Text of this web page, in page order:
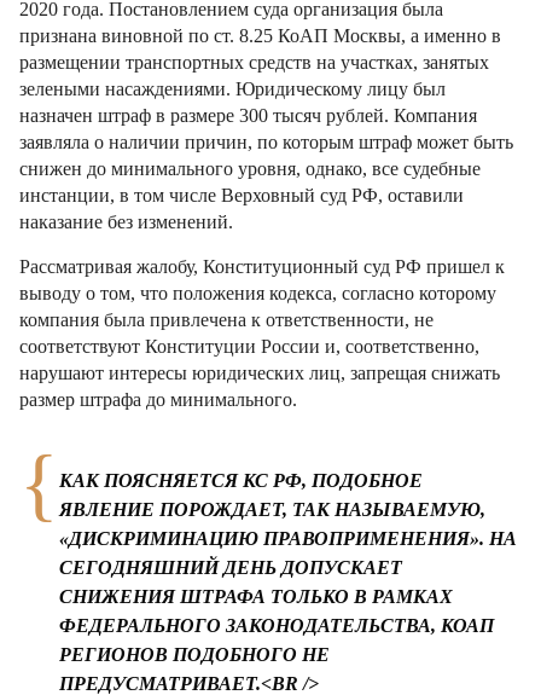
2020 года. Постановлением суда организация была
признана виновной по ст. 8.25 КоАП Москвы, а именно в
размещении транспортных средств на участках, занятых
зелеными насаждениями. Юридическому лицу был
назначен штраф в размере 300 тысяч рублей. Компания
заявляла о наличии причин, по которым штраф может быть
снижен до минимального уровня, однако, все судебные
инстанции, в том числе Верховный суд РФ, оставили
наказание без изменений.
Рассматривая жалобу, Конституционный суд РФ пришел к
выводу о том, что положения кодекса, согласно которому
компания была привлечена к ответственности, не
соответствуют Конституции России и, соответственно,
нарушают интересы юридических лиц, запрещая снижать
размер штрафа до минимального.
КАК ПОЯСНЯЕТСЯ КС РФ, ПОДОБНОЕ
ЯВЛЕНИЕ ПОРОЖДАЕТ, ТАК НАЗЫВАЕМУЮ,
«ДИСКРИМИНАЦИЮ ПРАВОПРИМЕНЕНИЯ». НА
СЕГОДНЯШНИЙ ДЕНЬ ДОПУСКАЕТ
СНИЖЕНИЯ ШТРАФА ТОЛЬКО В РАМКАХ
ФЕДЕРАЛЬНОГО ЗАКОНОДАТЕЛЬСТВА, КОАП
РЕГИОНОВ ПОДОБНОГО НЕ
ПРЕДУСМАТРИВАЕТ.<BR />